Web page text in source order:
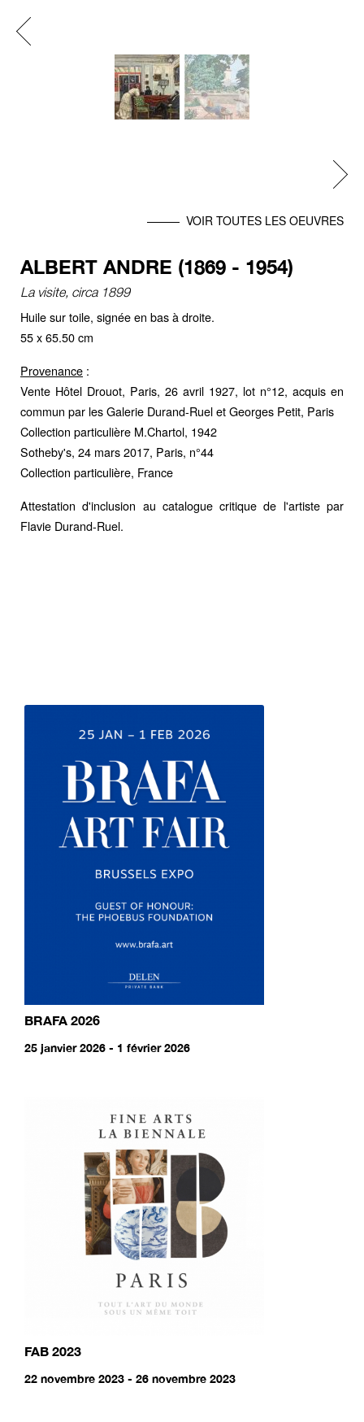
Previous
Next
VOIR TOUTES LES OEUVRES
ALBERT ANDRE (1869 - 1954)
La visite, circa 1899
Huile sur toile, signée en bas à droite.
55 x 65.50 cm
Provenance :
Vente Hôtel Drouot, Paris, 26 avril 1927, lot n°12, acquis en
commun par les Galerie Durand-Ruel et Georges Petit, Paris
Collection particulière M.Chartol, 1942
Sotheby's, 24 mars 2017, Paris, n°44
Collection particulière, France
Attestation d'inclusion au catalogue critique de l'artiste par
Flavie Durand-Ruel.
BRAFA 2026
25 janvier 2026 - 1 février 2026
FAB 2023
22 novembre 2023 - 26 novembre 2023